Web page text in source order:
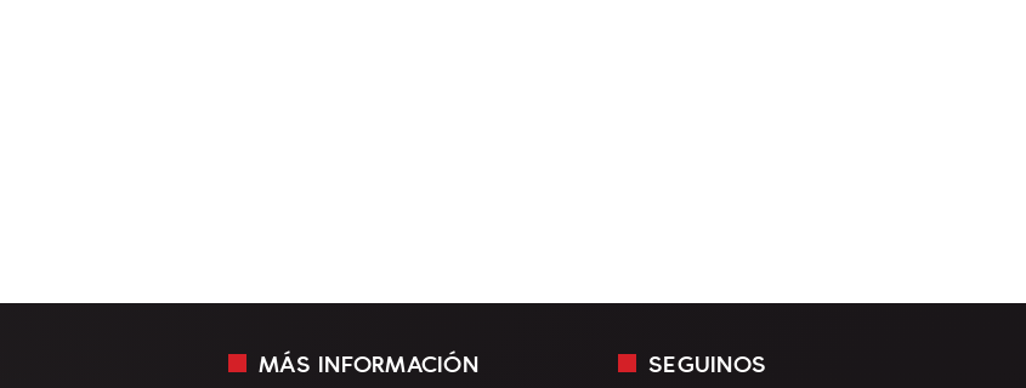
MÁS INFORMACIÓN SEGUINOS